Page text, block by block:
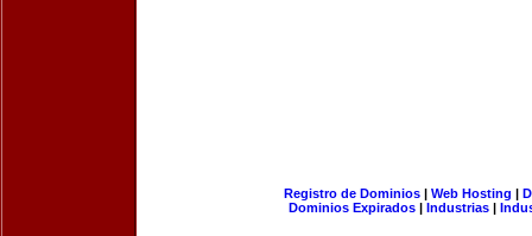
Registro de Dominios| Web Hosting |
Dominios Expirados | Industrias |